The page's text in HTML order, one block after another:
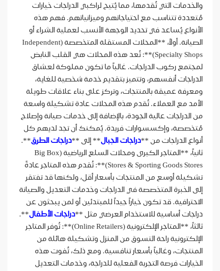
والخدمات التي تُقدمها، مما يُتيح لراكبي الدراجات خيارات
مُتعددة تتناسب مع احتياجاتهم وميزانياتهم. فهم هذه
الأنواع يُساعد في تحديد الوجهة الأنسب لعملية الشراء أو
الصيانة. أولاً، **المحلات المستقلة المتخصصة (Independent
Specialty Shops)**: تُعد هذه المحلات هي القلب النابض
لمجتمع ركوب الدراجات. غالباً ما تكون مملوكة لعشاق
الدراجات أنفسهم، وتتميز بتقديم خدمة شخصية للغاية،
ومعرفة عميقة بالمنتجات، وتركز على بناء علاقات طويلة
الأمد مع العملاء. تُقدم هذه المحلات عادة تشكيلة واسعة
من الدراجات عالية الجودة، بالإضافة إلى خدمات صيانة وإصلاح
مُتخصصة، وإكسسوارات فريدة. يُمكنك أن تجد لديهم كل
أنواع الدراجات من **دراجات الجبال** إلى **دراجات الطرق**.
ثانياً، **المتاجر الكبرى ومحلات السلع الرياضية (Big Box
Stores & Sporting Goods Stores)**: تُقدم هذه المتاجر عادةً
تشكيلة أوسع من المنتجات بأسعار أقل، ولكنها قد تفتقر
إلى الخبرة المتخصصة في الدراجات وخدمات التعديل والصيانة
الاحترافية. قد تكون خياراً جيداً للمبتدئين أو لمن يبحثون عن
دراجات أساسية للاستخدام العرضي مثل **دراجات الأطفال**.
ثالثاً، **المتاجر الإلكترونية (Online Retailers)**: تُوفر المتاجر
الإلكترونية راحة التسوق من المنزل وتشكيلة هائلة من
المنتجات، وغالباً بأسعار تنافسية. ومع ذلك، تُفوت هذه
الخيارات فرصة التجربة الفعلية للدراجة، وخدمات التعديل